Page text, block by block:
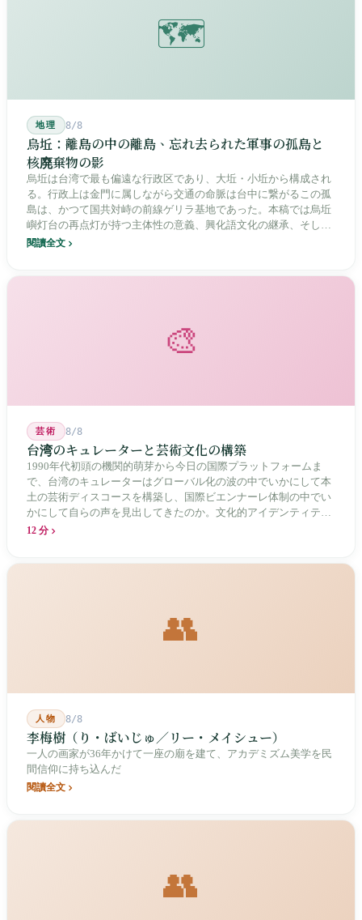
🗺️
地理 8/8
烏坵：離島の中の離島、忘れ去られた軍事の孤島と
核廃棄物の影
烏坵は台湾で最も偏遠な行政区であり、大坵・小坵から構成され
る。行政上は金門に属しながら交通の命脈は台中に繋がるこの孤
島は、かつて国共対峙の前線ゲリラ基地であった。本稿では烏坵
嶼灯台の再点灯が持つ主体性の意義、興化語文化の継承、そして
20年にわたる核廃棄物処分場選定をめぐる住民投票の論争を深く
閱讀全文
🎨
芸術 8/8
台湾のキュレーターと芸術文化の構築
1990年代初頭の機関的萌芽から今日の国際プラットフォームま
で、台湾のキュレーターはグローバル化の波の中でいかにして本
土の芸術ディスコースを構築し、国際ビエンナーレ体制の中でい
かにして自らの声を見出してきたのか。文化的アイデンティティ
と専門的制度の30年にわたる進化の歴史。
12 分
👥
人物 8/8
李梅樹（り・ばいじゅ／リー・メイシュー）
一人の画家が36年かけて一座の廟を建て、アカデミズム美学を民
間信仰に持ち込んだ
閱讀全文
👥